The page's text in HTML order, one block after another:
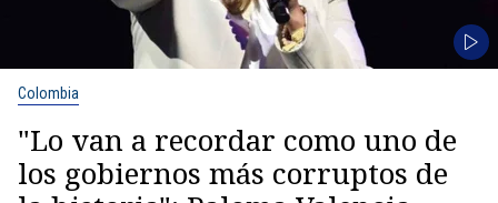
Colombia
"Lo van a recordar como uno de
los gobiernos más corruptos de